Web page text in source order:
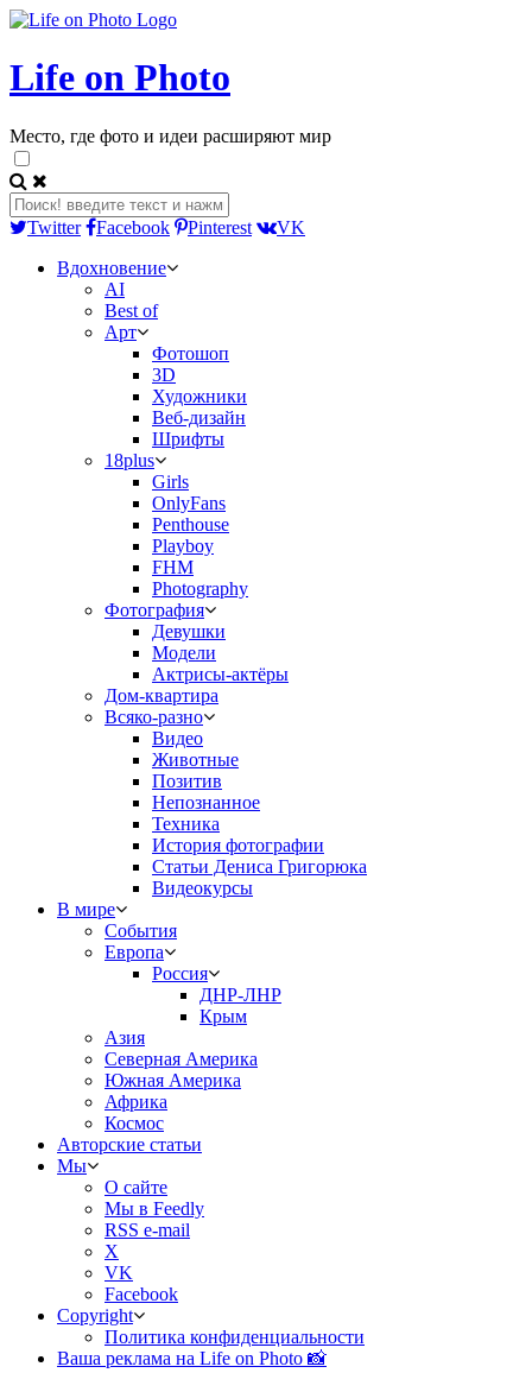
Life on Photo
Место, где фото и идеи расширяют мир
Twitter Facebook Pinterest
VK
Вдохновение
AI
Best of
Арт
Фотошоп
3D
Художники
Веб-дизайн
Шрифты
18plus
Girls
OnlyFans
Penthouse
Playboy
FHM
Photography
Фотография
Девушки
Модели
Актрисы-актёры
Дом-квартира
Всяко-разно
Видео
Животные
Позитив
Непознанное
Техника
История фотографии
Статьи Дениса Григорюка
Видеокурсы
В мире
События
Европа
Россия
ДНР-ЛНР
Крым
Азия
Северная Америка
Южная Америка
Африка
Космос
Авторские статьи
Мы
О сайте
Мы в Feedly
RSS e-mail
X
VK
Facebook
Copyright
Политика конфиденциальности
Ваша реклама на Life on Photo 📸